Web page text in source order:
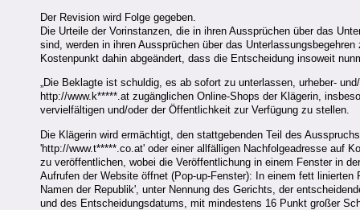
Der Revision wird Folge gegeben.
Die Urteile der Vorinstanzen, die in ihren Aussprüchen über das
sind, werden in ihren Aussprüchen über das
Kostenpunkt dahin abgeändert, dass die Entscheidung insoweit
„Die Beklagte ist schuldig, es ab sofort zu unterlassen, urheber-
http://www.k*****.at zugänglichen Online-Shops der Klägerin,
vervielfältigen und/oder der Öffentlichkeit zur Verfügung zu stellen.
Die Klägerin wird ermächtigt, den stattgebenden Teil des
'http://www.t*****.co.at' oder einer allfälligen Nachfolgeadresse auf
zu veröffentlichen, wobei die Veröffentlichung in einem Fenster in
Aufrufen der Website öffnet (Pop-up-Fenster): In einem fett
Namen der Republik', unter Nennung des Gerichts, der
und des Entscheidungsdatums, mit mindestens 16 Punkt großer